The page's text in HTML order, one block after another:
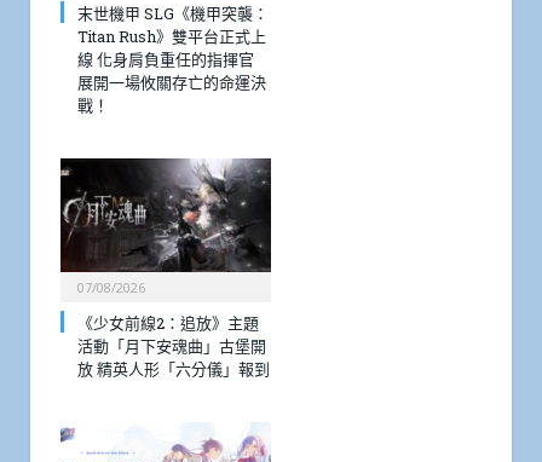
末世機甲 SLG《機甲突襲：
Titan Rush》雙平台正式上
線 化身肩負重任的指揮官
展開一場攸關存亡的命運決
戰！
07/08/2026
《少女前線2：追放》主題
活動「月下安魂曲」古堡開
放 精英人形「六分儀」報到